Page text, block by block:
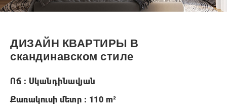
ДИЗАЙН КВАРТИРЫ В
скандинавском стиле
Ոճ : Սկանդինավյան
Քառակուսի մետր : 110 m²